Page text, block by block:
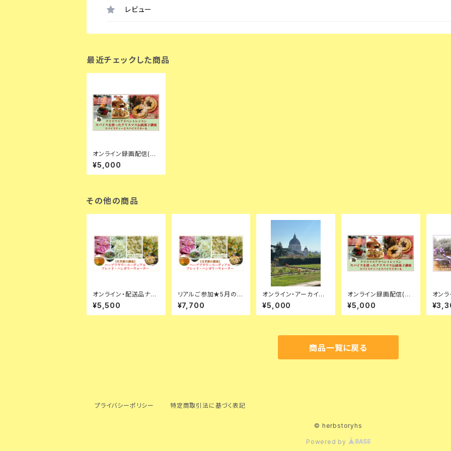
レビュー
最近チェックした商品
オンライン録画配信(材
料なし)★クリスマス英
国伝統菓子レッスン★
ミンスミートとミンスパ
¥5,000
その他の商品
オンライン・配送品ナシ
★5月・季節の講座【ハ
ーブコーディアルレッス
ン】材料アリ
¥5,500
リアルご参加★5月の講
座【ハンガリーウォータ
ー&コスメ】
¥7,700
オンライン・アーカイブ
イタリア聖なるハーブツ
アー・シェア会(ランチ&
おみやげつき)
¥5,000
オンライン録画配信(材
料なし)★クリスマス英
国伝統菓子レッスン★
ミンスミートとミンスパ
¥5,000
オン
ラベ
6★ラ
ズ＆
商品一覧に戻る
プライバシーポリシー 特定商取引法に基づく表記
© herbstoryhs
Powered by